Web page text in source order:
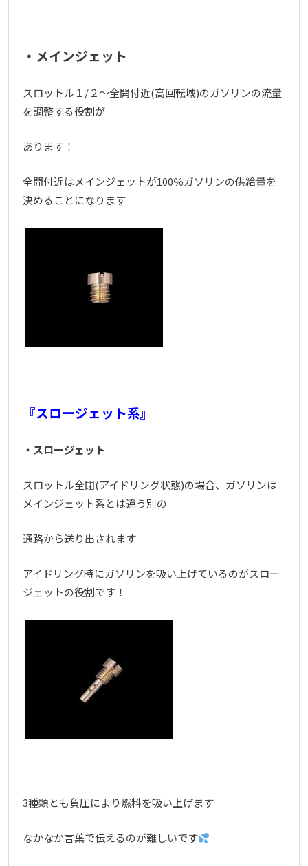
・メインジェット
スロットル１/２～全開付近(高回転域)のガソリンの流量
を調整する役割が
あります！
全開付近はメインジェットが100％ガソリンの供給量を
決めることになります
『スロージェット系』
・スロージェット
スロットル全閉(アイドリング状態)の場合、ガソリンは
メインジェット系とは違う別の
通路から送り出されます
アイドリング時にガソリンを吸い上げているのがスロー
ジェットの役割です！
3種類とも負圧により燃料を吸い上げます
なかなか言葉で伝えるのが難しいです